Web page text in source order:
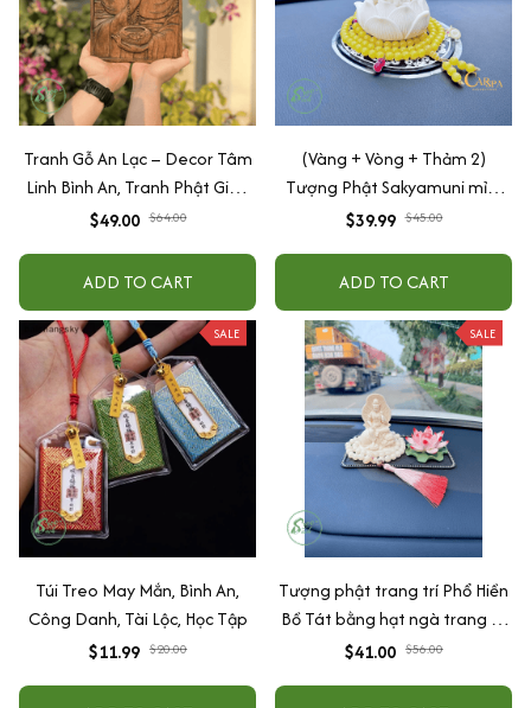
Tranh Gỗ An Lạc – Decor Tâm
Linh Bình An, Tranh Phật Giáo
Treo Bàn/Phòng Thiền, Quà
$49.00 $64.00
ADD TO CART
(Vàng + Vòng + Thảm 2)
Tượng Phật Sakyamuni mỉm
cười cầu bình an may mắn để
$39.99 $45.00
ADD TO CART
SALE
Túi Treo May Mắn, Bình An,
Công Danh, Tài Lộc, Học Tập
$11.99 $20.00
SALE
Tượng phật trang trí Phổ Hiền
Bồ Tát bằng hạt ngà trang trí
taplo ô tô bình an và hạnh
$41.00 $56.00